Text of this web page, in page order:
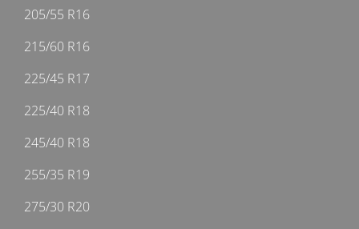
205/55 R16
215/60 R16
225/45 R17
225/40 R18
245/40 R18
255/35 R19
275/30 R20